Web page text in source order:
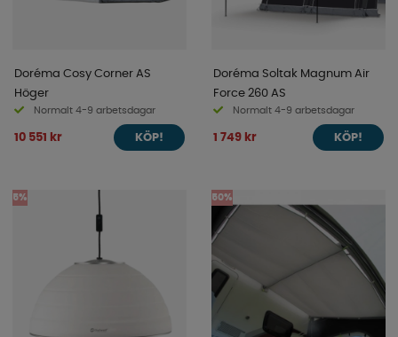
Doréma Cosy Corner AS
Höger
Normalt 4-9 arbetsdagar
10 551 kr KÖP!
Doréma Soltak Magnum Air
Force 260 AS
Normalt 4-9 arbetsdagar
1 749 kr KÖP!
5% 50%